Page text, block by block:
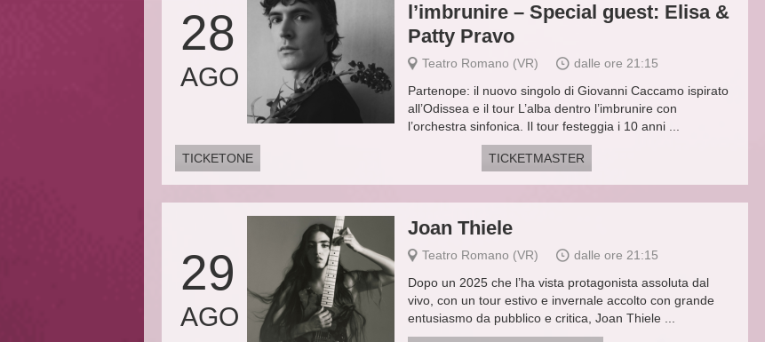
28
AGO
l’imbrunire – Special guest: Elisa &
Patty Pravo
Teatro Romano (VR)
dalle ore 21:15
Partenope: il nuovo singolo di Giovanni Caccamo ispirato
all’Odissea e il tour L’alba dentro l’imbrunire con
l’orchestra sinfonica. Il tour festeggia i 10 anni ...
TICKETONE TICKETMASTER
29
AGO
Joan Thiele
Teatro Romano (VR)
dalle ore 21:15
Dopo un 2025 che l’ha vista protagonista assoluta dal
vivo, con un tour estivo e invernale accolto con grande
entusiasmo da pubblico e critica, Joan Thiele ...